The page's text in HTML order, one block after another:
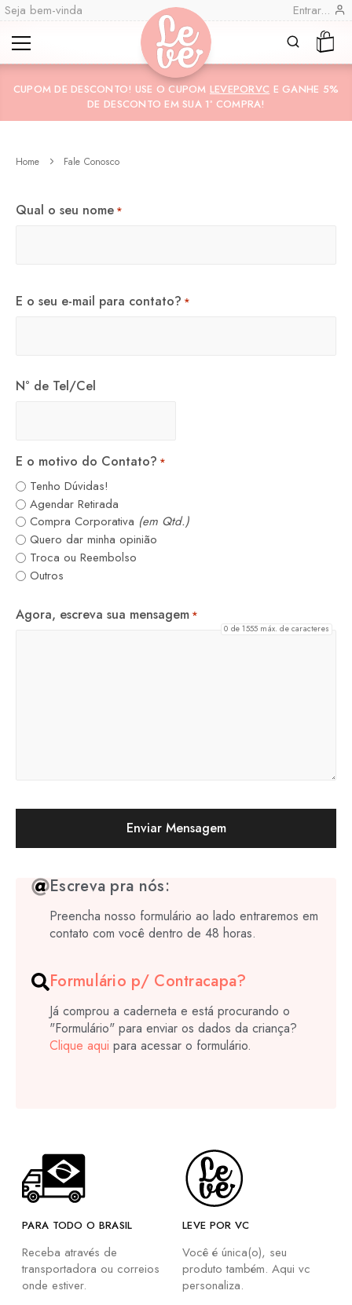
Seja bem-vinda Entrar...
Leve
"por
você"
Lembranças
Especiais
Variedades
Encadernadas
CUPOM DE DESCONTO! USE O CUPOM LEVEPORVC E GANHE 5%
DE DESCONTO EM SUA 1ª COMPRA!
Home Fale Conosco
Escreva pra nós:
Preencha nosso formulário ao lado entraremos em
contato com você dentro de 48 horas.
Formulário p/ Contracapa?
Já comprou a caderneta e está procurando o
"Formulário" para enviar os dados da criança?
Clique aqui para acessar o formulário.
Qual o seu nome *
E o seu e-mail para contato? *
N° de Tel/Cel
E o motivo do Contato? *
Tenho Dúvidas!
Agendar Retirada
Compra Corporativa (em Qtd.)
Quero dar minha opinião
Troca ou Reembolso
Outros
Agora, escreva sua mensagem *
0 de 1555 máx. de caracteres
PARA TODO O BRASIL
Receba através de
transportadora ou correios
onde estiver.
LEVE POR VC
Você é única(o), seu
produto também. Aqui vc
personaliza.